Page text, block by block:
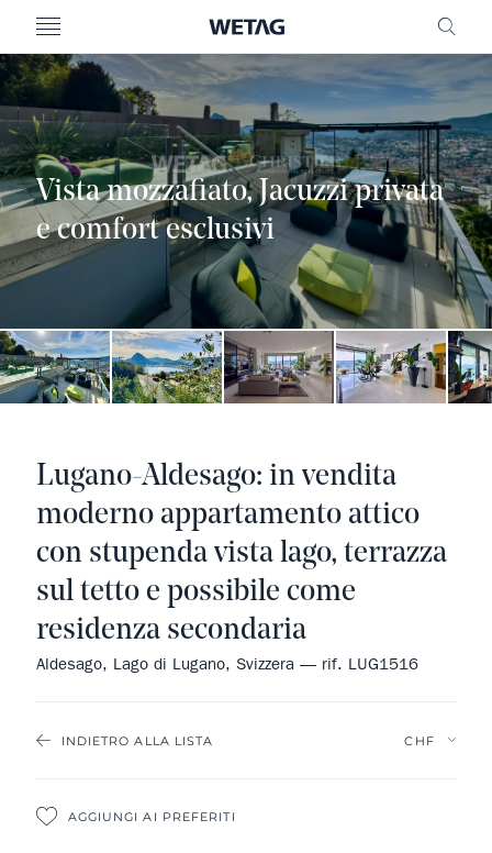
MENU
Vista mozzafiato, Jacuzzi privata
e comfort esclusivi
INDIETRO ALLA LISTA
AGGIUNGI AI PREFERITI
Lugano-Aldesago: in vendita
moderno appartamento attico
con stupenda vista lago, terrazza
sul tetto e possibile come
residenza secondaria
Aldesago, Lago di Lugano, Svizzera — rif. LUG1516